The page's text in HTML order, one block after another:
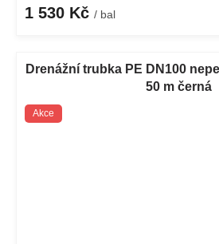
1 530 Kč / bal
Drenážní trubka PE DN100
50 m černá
Akce